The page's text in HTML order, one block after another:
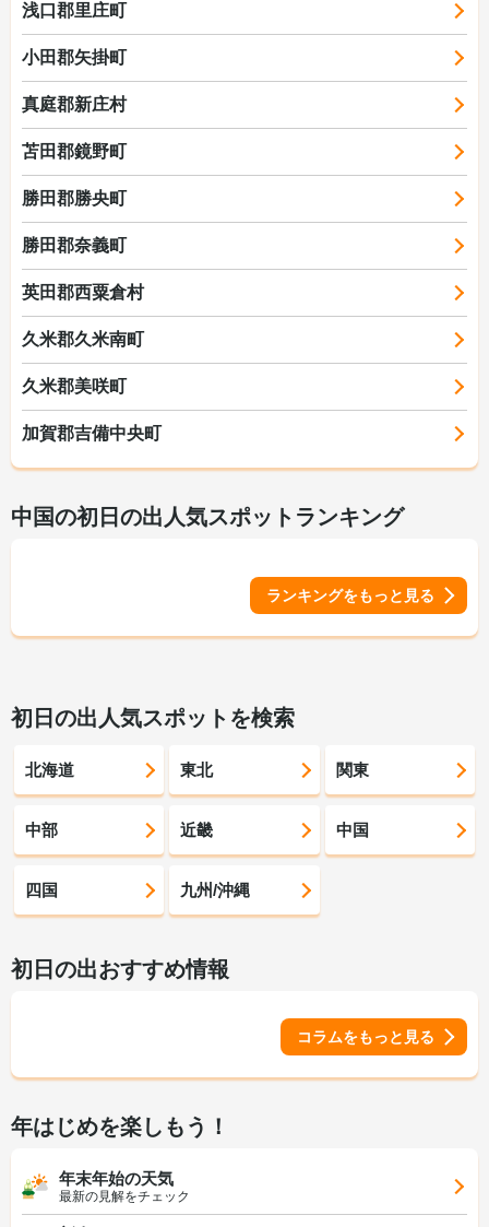
浅口郡里庄町
小田郡矢掛町
真庭郡新庄村
苫田郡鏡野町
勝田郡勝央町
勝田郡奈義町
英田郡西粟倉村
久米郡久米南町
久米郡美咲町
加賀郡吉備中央町
中国の初日の出人気スポットランキング
ランキングをもっと見る
初日の出人気スポットを検索
北海道 東北 関東
中部 近畿 中国
四国 九州/沖縄
初日の出おすすめ情報
コラムをもっと見る
年はじめを楽しもう！
年末年始の天気
最新の見解をチェック